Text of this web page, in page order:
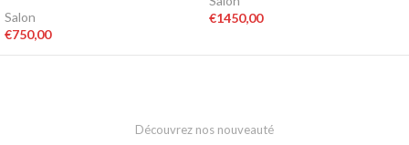
Salon
€750,00
€1450,00
Découvrez nos nouveauté